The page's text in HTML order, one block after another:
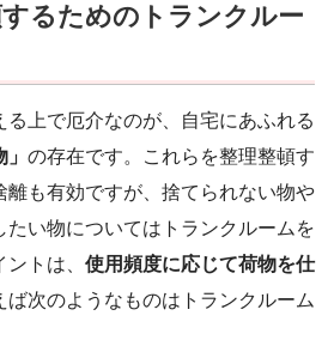
るためのトランクルー
上で厄介なのが、自宅にあふれる
の存在です。これらを整理整頓す
離も有効ですが、捨てられない物や
たい物についてはトランクルームを
トは、 使用頻度に応じて荷物を仕
ば次のようなものはトランクルーム